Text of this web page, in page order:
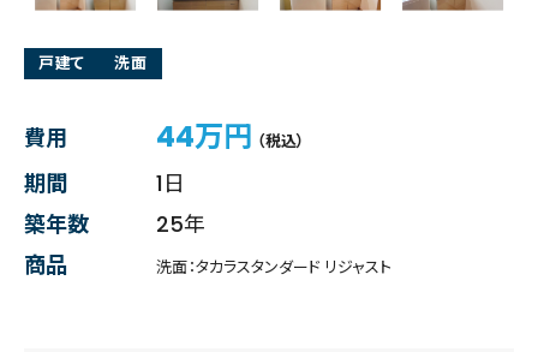
戸建て 洗面
費用 44万円 （税込）
期間
1日
築年数
25年
商品
洗面：タカラスタンダード リジャスト